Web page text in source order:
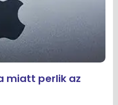
miatt perlik az